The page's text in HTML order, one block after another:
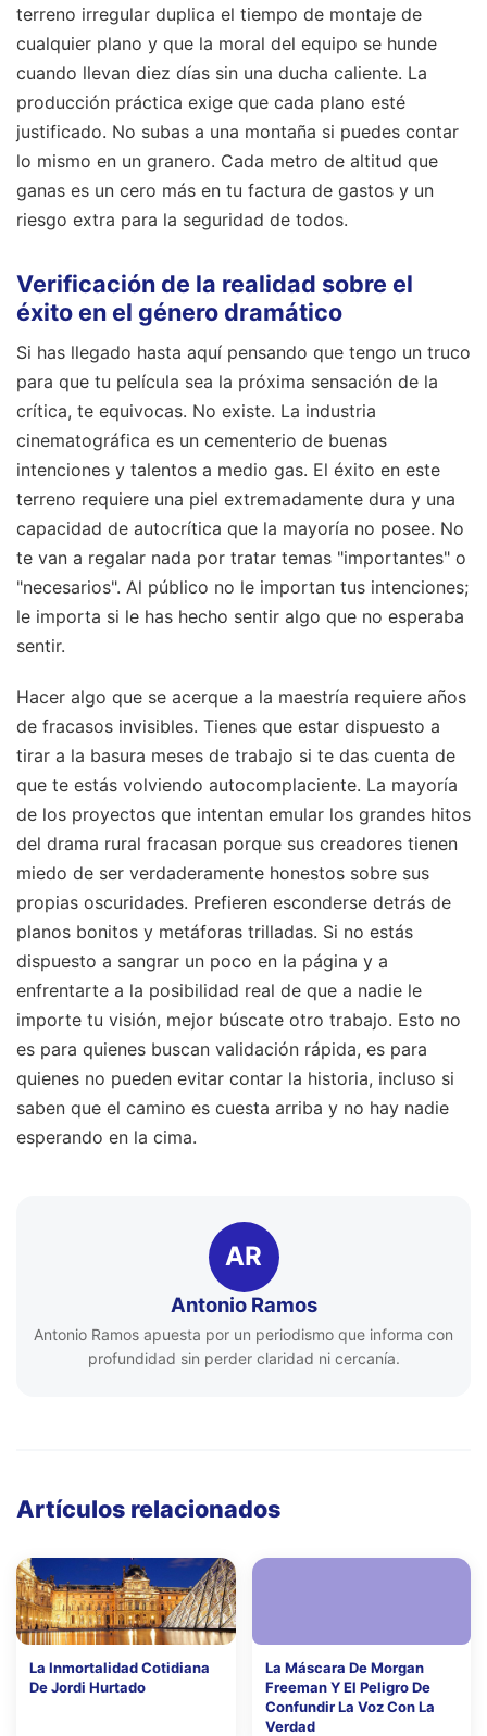
terreno irregular duplica el tiempo de montaje de
cualquier plano y que la moral del equipo se hunde
cuando llevan diez días sin una ducha caliente. La
producción práctica exige que cada plano esté
justificado. No subas a una montaña si puedes contar
lo mismo en un granero. Cada metro de altitud que
ganas es un cero más en tu factura de gastos y un
riesgo extra para la seguridad de todos.
Verificación de la realidad sobre el
éxito en el género dramático
Si has llegado hasta aquí pensando que tengo un truco
para que tu película sea la próxima sensación de la
crítica, te equivocas. No existe. La industria
cinematográfica es un cementerio de buenas
intenciones y talentos a medio gas. El éxito en este
terreno requiere una piel extremadamente dura y una
capacidad de autocrítica que la mayoría no posee. No
te van a regalar nada por tratar temas "importantes" o
"necesarios". Al público no le importan tus intenciones;
le importa si le has hecho sentir algo que no esperaba
sentir.
Hacer algo que se acerque a la maestría requiere años
de fracasos invisibles. Tienes que estar dispuesto a
tirar a la basura meses de trabajo si te das cuenta de
que te estás volviendo autocomplaciente. La mayoría
de los proyectos que intentan emular los grandes hitos
del drama rural fracasan porque sus creadores tienen
miedo de ser verdaderamente honestos sobre sus
propias oscuridades. Prefieren esconderse detrás de
planos bonitos y metáforas trilladas. Si no estás
dispuesto a sangrar un poco en la página y a
enfrentarte a la posibilidad real de que a nadie le
importe tu visión, mejor búscate otro trabajo. Esto no
es para quienes buscan validación rápida, es para
quienes no pueden evitar contar la historia, incluso si
saben que el camino es cuesta arriba y no hay nadie
esperando en la cima.
AR
Antonio Ramos
Antonio Ramos apuesta por un periodismo que informa con
profundidad sin perder claridad ni cercanía.
Artículos relacionados
La Inmortalidad Cotidiana
De Jordi Hurtado
La Máscara De Morgan
Freeman Y El Peligro De
Confundir La Voz Con La
Verdad